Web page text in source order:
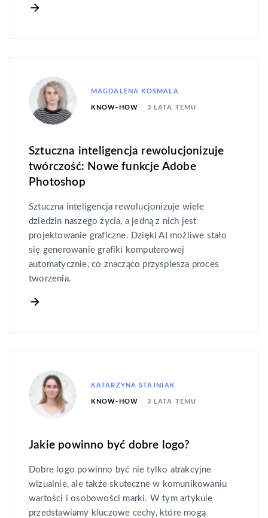
MAGDALENA KOSMALA
KNOW-HOW 3 LATA TEMU
Sztuczna inteligencja rewolucjonizuje
twórczość: Nowe funkcje Adobe
Photoshop
Sztuczna inteligencja rewolucjonizuje wiele
dziedzin naszego życia, a jedną z nich jest
projektowanie graficzne. Dzięki AI możliwe stało
się generowanie grafiki komputerowej
automatycznie, co znacząco przyspiesza proces
tworzenia.
KATARZYNA STAJNIAK
KNOW-HOW 3 LATA TEMU
Jakie powinno być dobre logo?
Dobre logo powinno być nie tylko atrakcyjne
wizualnie, ale także skuteczne w komunikowaniu
wartości i osobowości marki. W tym artykule
przedstawiamy kluczowe cechy, które mogą